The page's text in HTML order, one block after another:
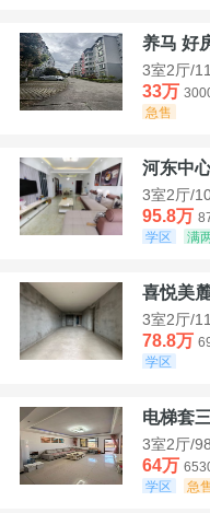
养马 好
3室2厅/
33万
急售
河东中
3室2厅/
95.8万
学区
满
喜悦美
3室2厅/
78.8万
学区
电梯套
3室2厅/
64万
学区
急